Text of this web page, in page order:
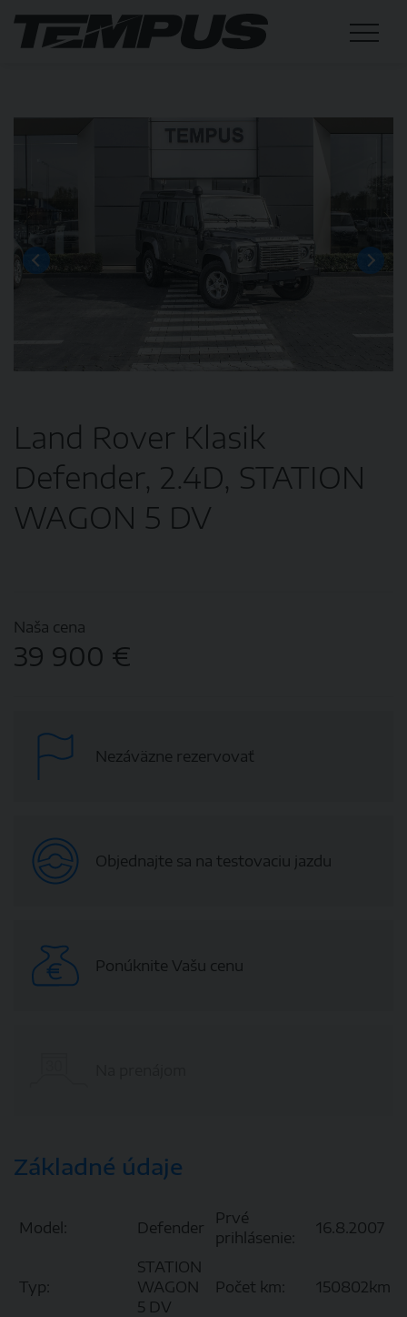
Land Rover Klasik
Defender, 2.4D, STATION
WAGON 5 DV
Naša cena
39 900 €
Nezáväzne rezervovať
Objednajte sa na testovaciu jazdu
Ponúknite Vašu cenu
Základné údaje
Model: Defender
Prvé
prihlásenie:
16.8.2007
Typ:
STATION
WAGON
5 DV
Počet km: 150802km